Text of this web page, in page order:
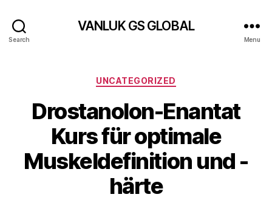
Search
VANLUK GS GLOBAL
Menu
Categories
UNCATEGORIZED
Drostanolon-Enantat
Kurs für optimale
Muskeldefinition und -
härte